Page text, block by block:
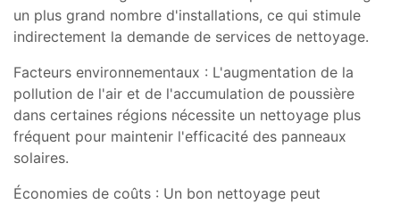
un plus grand nombre d'installations, ce qui stimule
indirectement la demande de services de nettoyage.
Facteurs environnementaux : L'augmentation de la
pollution de l'air et de l'accumulation de poussière
dans certaines régions nécessite un nettoyage plus
fréquent pour maintenir l'efficacité des panneaux
solaires.
Économies de coûts : Un bon nettoyage peut